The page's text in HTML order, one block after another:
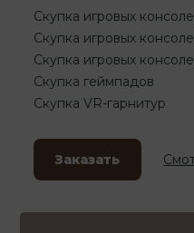
Скупка игровых
Скупка игровых
Скупка игровых
Скупка геймпадов
Скупка VR-гарнитур
Заказать